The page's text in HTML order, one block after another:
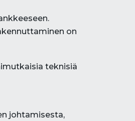
on
teknisiä
johtamisesta,